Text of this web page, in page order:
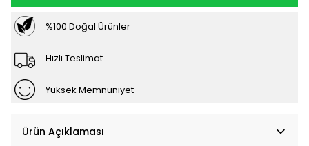
%100 Doğal Ürünler
Hızlı Teslimat
Yüksek Memnuniyet
Ürün Açıklaması